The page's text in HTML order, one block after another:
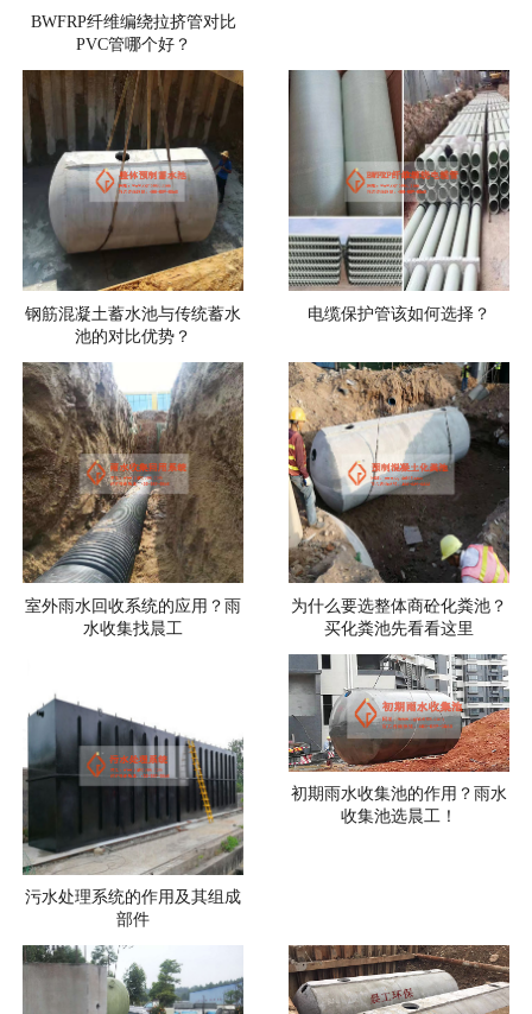
BWFRP纤维编绕拉挤管对比
PVC管哪个好？
钢筋混凝土蓄水池与传统蓄水
池的对比优势？
电缆保护管该如何选择？
室外雨水回收系统的应用？雨
水收集找晨工
为什么要选整体商砼化粪池？
买化粪池先看看这里
污水处理系统的作用及其组成
部件
初期雨水收集池的作用？雨水
收集池选晨工！